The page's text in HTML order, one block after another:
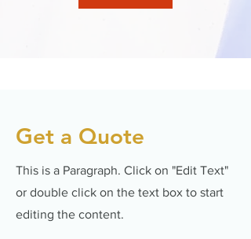
Get a Quote
This is a Paragraph. Click on "Edit Text"
or double click on the text box to start
editing the content.